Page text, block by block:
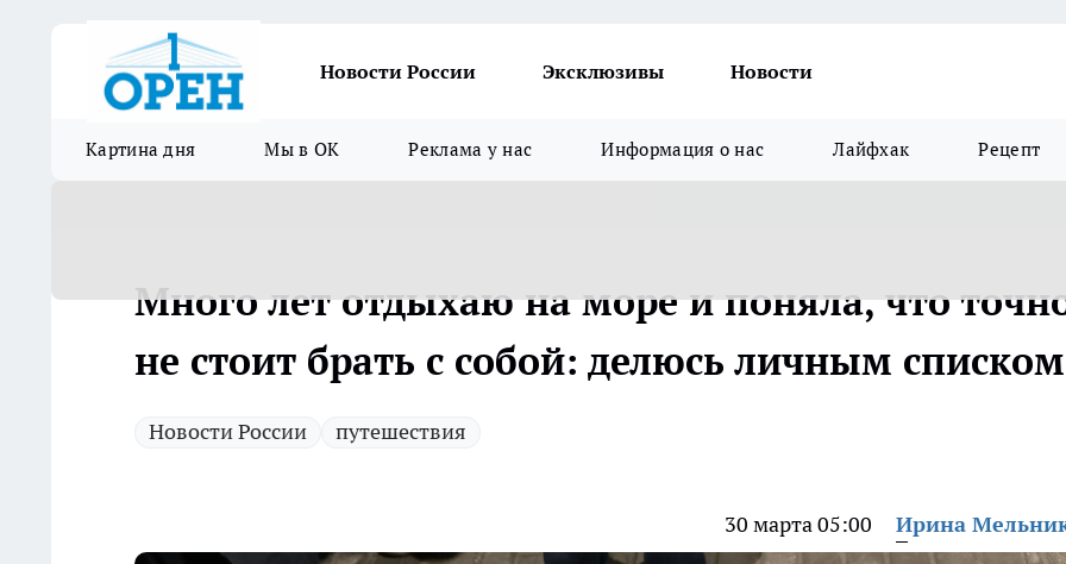
Новости России Эксклюзивы Новости
Картина дня Мы в ОК Реклама у нас Информация о нас Лайфхак Рецепт
Много лет отдыхаю на море и поняла, что
не стоит брать с собой: делюсь личным списком
Новости России путешествия
30 марта 05:00 Ирина